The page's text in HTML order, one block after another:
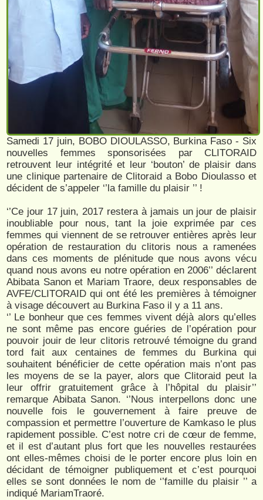
Samedi 17 juin, BOBO DIOULASSO, Burkina Faso - Six
nouvelles femmes sponsorisées par CLITORAID
retrouvent leur intégrité et leur ‘bouton’ de plaisir dans
une clinique partenaire de Clitoraid a Bobo Dioulasso et
décident de s’appeler ‘’la famille du plaisir ’’ !
‘’Ce jour 17 juin, 2017 restera à jamais un jour de plaisir
inoubliable pour nous, tant la joie exprimée par ces
femmes qui viennent de se retrouver entières après leur
opération de restauration du clitoris nous a ramenées
dans ces moments de plénitude que nous avons vécu
quand nous avons eu notre opération en 2006’’ déclarent
Abibata Sanon et Mariam Traore, deux responsables de
AVFE/CLITORAID qui ont été les premières à témoigner
à visage découvert au Burkina Faso il y a 11 ans.
‘’ Le bonheur que ces femmes vivent déjà alors qu’elles
ne sont même pas encore guéries de l’opération pour
pouvoir jouir de leur clitoris retrouvé témoigne du grand
tord fait aux centaines de femmes du Burkina qui
souhaitent bénéficier de cette opération mais n’ont pas
les moyens de se la payer, alors que Clitoraid peut la
leur offrir gratuitement grâce à l’hôpital du plaisir’’
remarque Abibata Sanon. ‘’Nous interpellons donc une
nouvelle fois le gouvernement à faire preuve de
compassion et permettre l’ouverture de Kamkaso le plus
rapidement possible. C’est notre cri de cœur de femme,
et il est d’autant plus fort que les nouvelles restaurées
ont elles-mêmes choisi de le porter encore plus loin en
décidant de témoigner publiquement et c’est pourquoi
elles se sont données le nom de ‘’famille du plaisir ’’ a
indiqué MariamTraoré.